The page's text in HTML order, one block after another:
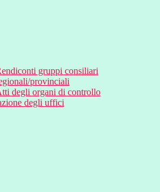
gruppi consiliari
provinciali
degli organi di controllo
degli uffici